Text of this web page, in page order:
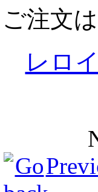
ご注文
レロ